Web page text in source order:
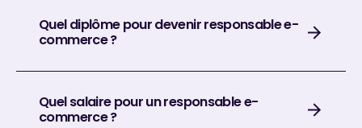
Quel diplôme pour devenir responsable e-
commerce ?
Quel salaire pour un responsable e-
commerce ?